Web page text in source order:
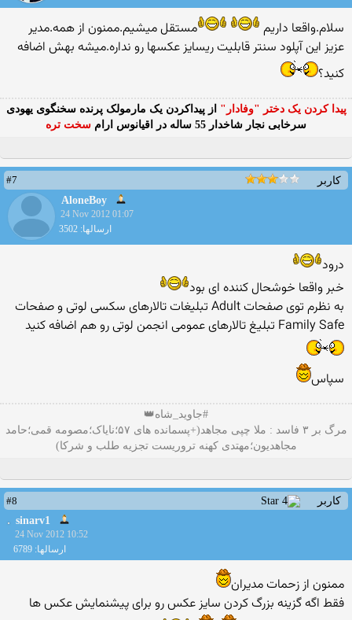
سلام.واقعا داریم
مستقل میشیم.ممنون از همه.مدیر
عزیز این آپلود سنتر قابلیت ریسایز عکسها رو نداره.میشه بهش اضافه
کنید؟
پیدا کردن یک دختر "وفادار" از پیداکردن یک مارمولک پرنده سخنگوی یهودی
سرخابی نجار شاخدار 55 ساله در اقیانوس ارام
سخت تره
کاربر
#7
AloneBoy
24 Nov 2012 01:07
ارسالها: 3502
درود
خبر واقعا خوشحال کننده ای بود
به نظرم توی صفحات Adult تبلیغات تالارهای سکسی لوتی و صفحات
Family Safe تبلیغ تالارهای عمومی انجمن لوتی رو هم اضافه کنید
سپاس
#جاوید_شاه👑
مرگ بر ۳ فاسد : ملا چپی مجاهد(+پسمانده های ۵۷؛نایاک؛مصومه قمی؛حامد
مجاهدیون؛مهتدی کهنه تروریست تجزیه طلب و شرکا)
کاربر
#8
sinarv1
24 Nov 2012 10:52
ارسالها: 6789
ممنون از زحمات مديران
فقط اگه گزينه بزرگ کردن سايز عکس رو براى پيشنمايش عکس ها